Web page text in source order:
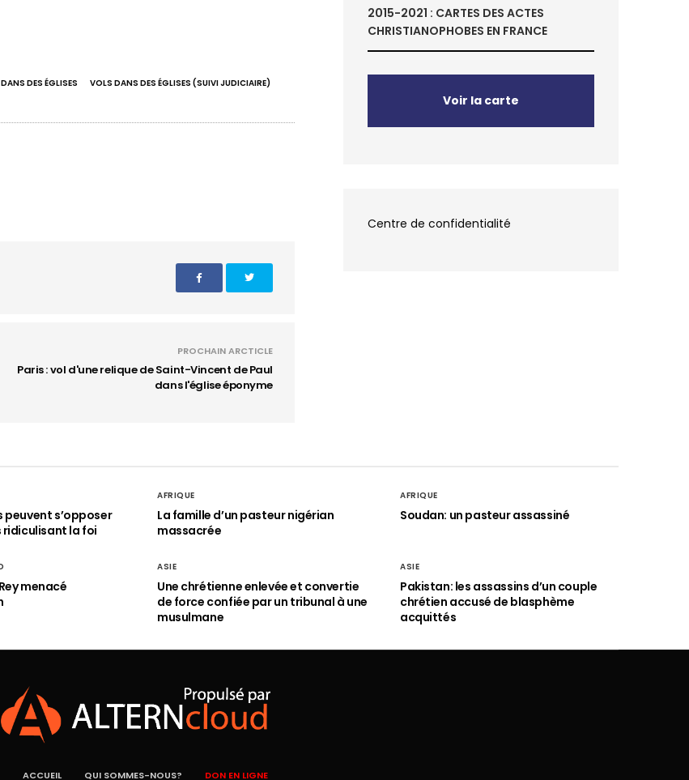
DES ÉGLISES VOLS DANS DES ÉGLISES (SUIVI JUDICIAIRE)
PROCHAIN ARCTICLE
Paris : vol d'une relique de Saint-Vincent de Paul
dans l'église éponyme
2015-2021 : CARTES DES ACTES
CHRISTIANOPHOBES EN FRANCE
Voir la carte
Centre de confidentialité
peuvent s’opposer
la foi
AFRIQUE
La famille d’un pasteur nigérian
massacrée
AFRIQUE
Soudan: un pasteur assassiné
menacé
ASIE
Une chrétienne enlevée et convertie
de force confiée par un tribunal à une
musulmane
ASIE
Pakistan: les assassins d’un couple
chrétien accusé de blasphème
acquittés
ACCUEIL QUI SOMMES-NOUS? DON EN LIGNE